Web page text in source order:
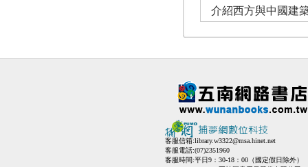
介紹西方與中國建
客服信箱:library.w3322@msa.hinet.net
客服電話:(07)2351960
客服時間:平日9：30-18：00（國定假日除外）